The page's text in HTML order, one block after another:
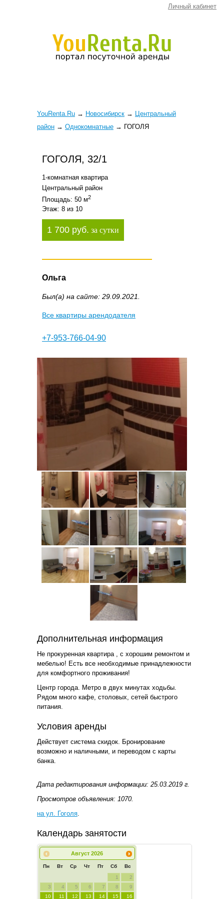
Личный кабинет
YouRenta.Ru → Новосибирск → Центральный
район → Однокомнатные → ГОГОЛЯ
ГОГОЛЯ, 32/1
1-комнатная квартира
Центральный район
Площадь: 50 м2
Этаж: 8 из 10
1 700 руб. за сутки
Ольга
Был(а) на сайте: 29.09.2021.
Все квартиры арендодателя
+7-953-766-04-90
Дополнительная информация
Не прокуренная квартира , с хорошим ремонтом и
мебелью! Есть все необходимые принадлежности
для комфортного проживания!
Центр города. Метро в двух минутах ходьбы.
Рядом много кафе, столовых, сетей быстрого
питания.
Условия аренды
Действует система скидок. Бронирование
возможно и наличными, и переводом с карты
банка.
Дата редактирования информации: 25.03.2019 г.
Просмотров объявления: 1070.
на ул. Гоголя.
Календарь занятости
Август 2026
Пн Вт Ср Чт Пт Сб Вс
1
2
3
4 5 6 7 8
9
10
11 12 13 14 15
16